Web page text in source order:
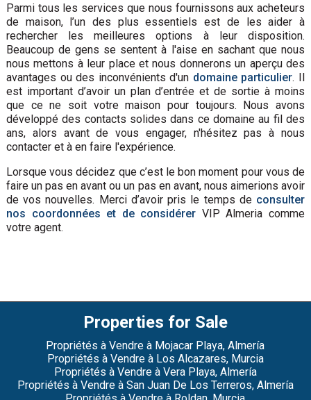
Parmi tous les services que nous fournissons aux acheteurs
de maison, l’un des plus essentiels est de les aider à
rechercher les meilleures options à leur disposition.
Beaucoup de gens se sentent à l'aise en sachant que nous
nous mettons à leur place et nous donnerons un aperçu des
avantages ou des inconvénients d'un domaine particulier. Il
est important d’avoir un plan d’entrée et de sortie à moins
que ce ne soit votre maison pour toujours. Nous avons
développé des contacts solides dans ce domaine au fil des
ans, alors avant de vous engager, n'hésitez pas à nous
contacter et à en faire l'expérience.
Lorsque vous décidez que c’est le bon moment pour vous de
faire un pas en avant ou un pas en avant, nous aimerions avoir
de vos nouvelles. Merci d’avoir pris le temps de consulter
nos coordonnées et de considérer VIP Almeria comme
votre agent.
Properties for Sale
Propriétés à Vendre à Mojacar Playa, Almería
Propriétés à Vendre à Los Alcazares, Murcia
Propriétés à Vendre à Vera Playa, Almería
Propriétés à Vendre à San Juan De Los Terreros, Almería